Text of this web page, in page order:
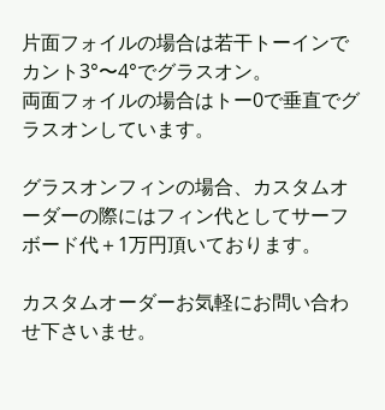
片面フォイルの場合は若干トーインで
カント3°〜4°でグラスオン。
両面フォイルの場合はトー0で垂直でグ
ラスオンしています。
グラスオンフィンの場合、カスタムオ
ーダーの際にはフィン代としてサーフ
ボード代＋1万円頂いております。
カスタムオーダーお気軽にお問い合わ
せ下さいませ。